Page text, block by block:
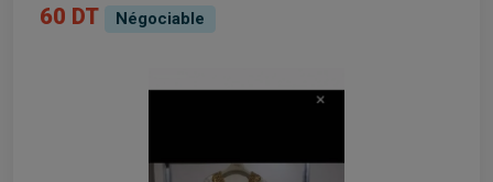
60 DT Négociable